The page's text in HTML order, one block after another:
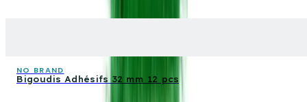
NO BRAND
Bigoudis Adhésifs 32 mm 12 pcs